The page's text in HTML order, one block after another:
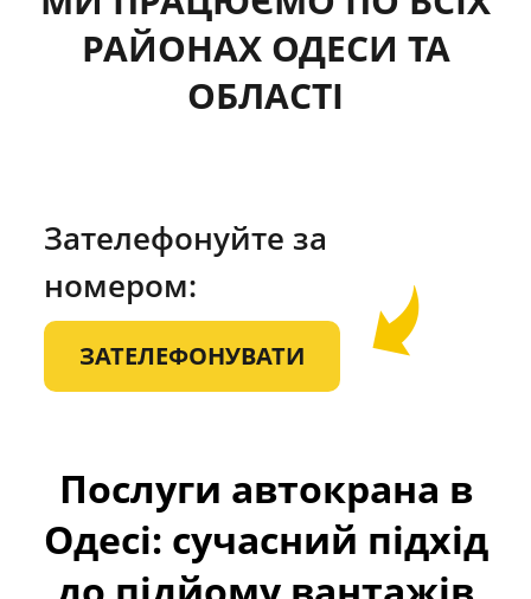
РАЙОНАХ ОДЕСИ ТА
ОБЛАСТІ
Зателефонуйте за
номером:
ЗАТЕЛЕФОНУВАТИ
Послуги автокрана в
Одесі: сучасний підхід